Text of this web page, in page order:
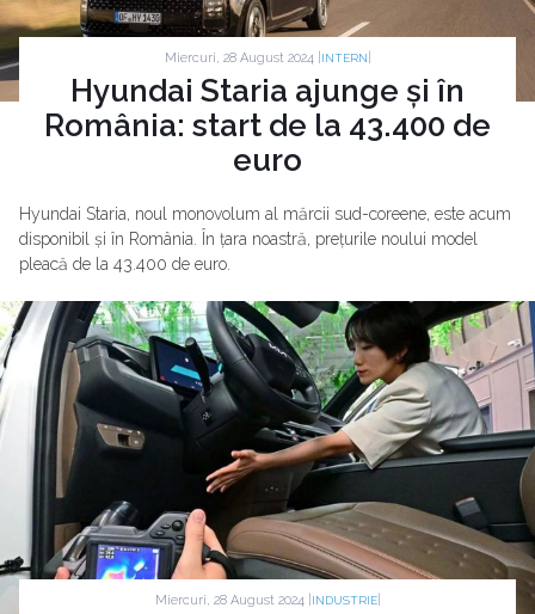
Miercuri, 28 August 2024 | INTERN
Hyundai Staria ajunge și în
România: start de la 43.400 de
euro
Hyundai Staria, noul monovolum al mărcii sud-coreene, este acum
disponibil și în România. În țara noastră, prețurile noului model
pleacă de la 43.400 de euro.
Miercuri, 28 August 2024 | INDUSTRIE|